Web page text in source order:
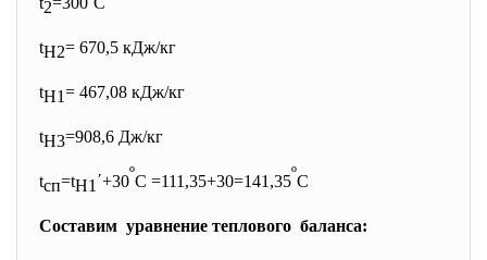
2
tH2= 670,5 кДж/кг
tH1= 467,08 кДж/кг
tH3=908,6 Дж/кг
tсп=tH1 ΄+30ºС =111,35+30=141,35ºС
Составим уравнение теплового баланса: